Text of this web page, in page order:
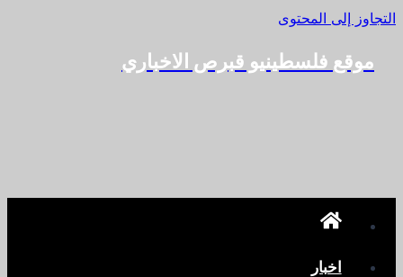
التجاوز إلى المحتوى
موقع فلسطينيو قبرص الاخباري
اخبار